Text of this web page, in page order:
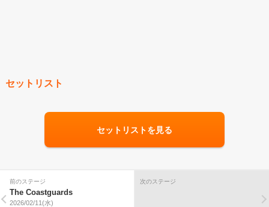
セットリスト
セットリストを見る
前のステージ
The Coastguards
2026/02/11(水)
次のステージ